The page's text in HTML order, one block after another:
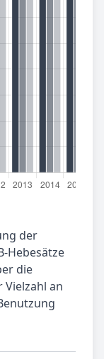
der
Hebesätze
die
an